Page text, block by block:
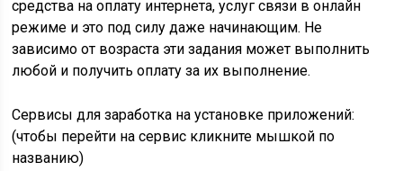
средства на оплату интернета, услуг связи в онлайн
режиме и это под силу даже начинающим. Не
зависимо от возраста эти задания может выполнить
любой и получить оплату за их выполнение.
Сервисы для заработка на установке приложений:
(чтобы перейти на сервис кликните мышкой по
названию)